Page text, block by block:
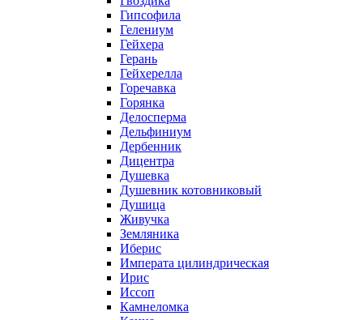
Гипсофила
Гелениум
Гейхера
Герань
Гейхерелла
Горечавка
Горянка
Делосперма
Дельфиниум
Дербенник
Дицентра
Душевка
Душевник котовниковый
Душица
Живучка
Земляника
Иберис
Императа цилиндрическая
Ирис
Иссоп
Камнеломка